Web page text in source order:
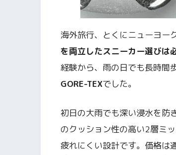
海外旅行、とくにニューヨー
を両立したスニーカー選びは
経験から、雨の日でも長時間
GORE-TEXでした。
初日の大雨でも深い浸水を防
のクッション性の高い2層ミ
疲れにくい設計です。価格は